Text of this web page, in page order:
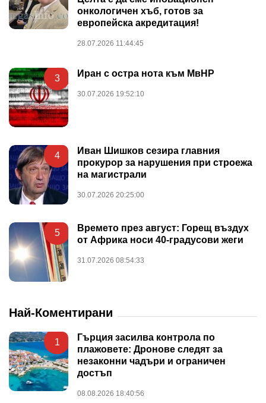
онкологичен хъб, готов за
европейска акредитация!
28.07.2026 11:44:45
3 Иран с остра нота към МвНР
30.07.2026 19:52:10
4
Иван Шишков сезира главния
прокурор за нарушения при строежа
на магистрали
30.07.2026 20:25:00
5
Времето през август: Горещ въздух
от Африка носи 40-градусови жеги
31.07.2026 08:54:33
Най-Коментирани
1
Гърция засилва контрола по
плажовете: Дронове следят за
незаконни чадъри и ограничен
достъп
08.08.2026 18:40:56